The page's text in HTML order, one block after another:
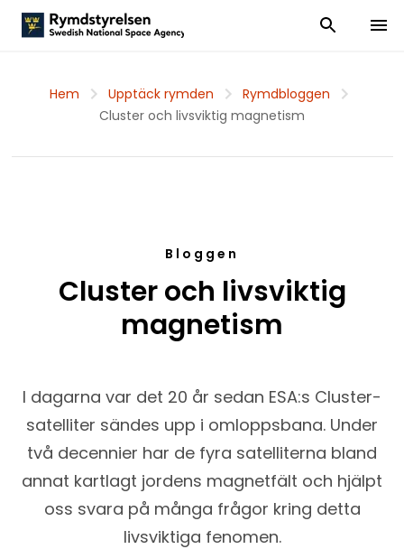
Visa och dölj
Visa
Hem Upptäck rymden
Rymdbloggen
Cluster och livsviktig magnetism
Bloggen
Cluster och livsviktig
magnetism
I dagarna var det 20 år sedan ESA:s Cluster-
satelliter sändes upp i omloppsbana. Under
två decennier har de fyra satelliterna bland
annat kartlagt jordens magnetfält och hjälpt
oss svara på många frågor kring detta
livsviktiga fenomen.